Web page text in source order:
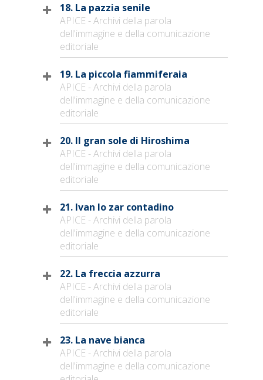
18. La pazzia senile
APICE - Archivi della parola
dell'immagine e della comunicazione
editoriale
19. La piccola fiammiferaia
APICE - Archivi della parola
dell'immagine e della comunicazione
editoriale
20. Il gran sole di Hiroshima
APICE - Archivi della parola
dell'immagine e della comunicazione
editoriale
21. Ivan lo zar contadino
APICE - Archivi della parola
dell'immagine e della comunicazione
editoriale
22. La freccia azzurra
APICE - Archivi della parola
dell'immagine e della comunicazione
editoriale
23. La nave bianca
APICE - Archivi della parola
dell'immagine e della comunicazione